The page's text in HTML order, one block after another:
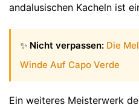
andalusischen Kacheln ist
✨ Nicht verpassen: Die
Winde Auf Capo Verde
Ein weiteres Meisterwerk